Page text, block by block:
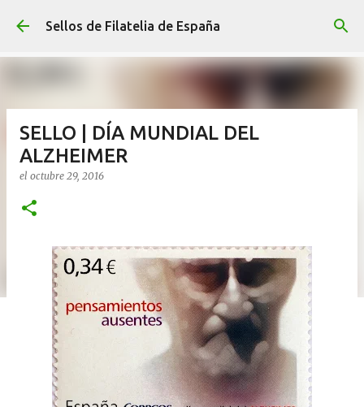
Ir al contenido principal
Sellos de Filatelia de España
SELLO | DÍA MUNDIAL DEL
ALZHEIMER
el octubre 29, 2016